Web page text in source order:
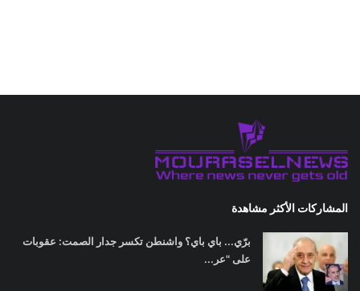
المشاركات الأكثر مشاهدة
برّي... باي باي؟ واشنطن تكسر جدار الصمت: عقوبات
على "عر...